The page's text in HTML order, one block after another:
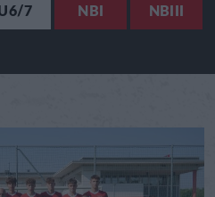
7 NBI NBIII